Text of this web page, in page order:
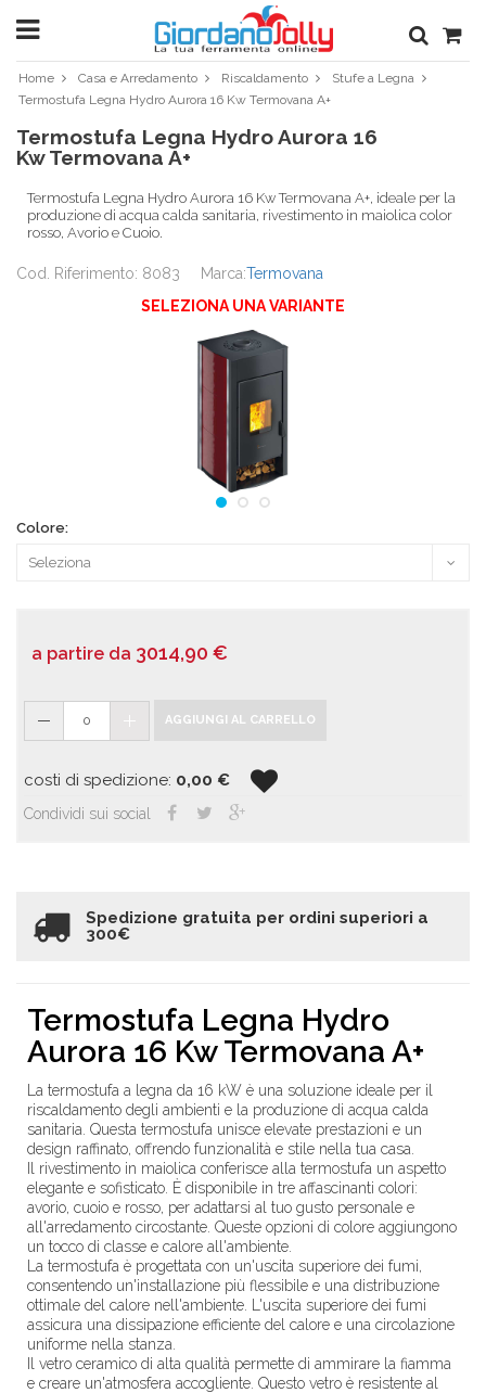
Home Casa e Arredamento Riscaldamento
Stufe a Legna
Termostufa Legna Hydro Aurora 16 Kw Termovana A+
Termostufa Legna Hydro Aurora 16
Kw Termovana A+
Termostufa Legna Hydro Aurora 16 Kw Termovana A+, ideale per la
produzione di acqua calda sanitaria, rivestimento in maiolica color
rosso, Avorio e Cuoio.
Cod. Riferimento: 8083 Marca:Termovana
SELEZIONA UNA VARIANTE
Colore:
a partire da 3014,90 €
0 AGGIUNGI AL CARRELLO
costi di spedizione: 0,00 €
Condividi sui social
Spedizione gratuita per ordini superiori a
300€
Termostufa Legna Hydro
Aurora 16 Kw Termovana A+
La termostufa a legna da 16 kW è una soluzione ideale per il
riscaldamento degli ambienti e la produzione di acqua calda
sanitaria. Questa termostufa unisce elevate prestazioni e un
design raffinato, offrendo funzionalità e stile nella tua casa.
Il rivestimento in maiolica conferisce alla termostufa un aspetto
elegante e sofisticato. È disponibile in tre affascinanti colori:
avorio, cuoio e rosso, per adattarsi al tuo gusto personale e
all'arredamento circostante. Queste opzioni di colore aggiungono
un tocco di classe e calore all'ambiente.
La termostufa è progettata con un'uscita superiore dei fumi,
consentendo un'installazione più flessibile e una distribuzione
ottimale del calore nell'ambiente. L'uscita superiore dei fumi
assicura una dissipazione efficiente del calore e una circolazione
uniforme nella stanza.
Il vetro ceramico di alta qualità permette di ammirare la fiamma
e creare un'atmosfera accogliente. Questo vetro è resistente al